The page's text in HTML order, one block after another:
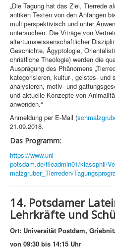
„Die Tagung hat das Ziel, Tierrede
antiken Texten von den Anfängen
multiperspektivisch und unter
untersuchen. Die Vrträge von
altertumswissenschaftlicher
Geschichte, Ägyptologie,
christliche Theologie) werden die
Ausprägung des Phänomens
kategorisieren, kultur-, geistes-
analysieren, motiv- und
und aktuelle Konzepte von
anwenden.“
Anmeldung per E-Mail (
21.09.2018.
Das Programm:
https://www.uni-
potsdam.de/fileadmin01/klassphil/
malzgruber_Tierreden/
14. Potsdamer
Lehrkräfte und
Ort: Universität Postdam,
von 09:30 bis 14:15 Uhr